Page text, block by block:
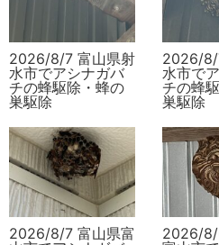
2026/8/7 富山県射
水市でアシナガバ
チの蜂駆除・蜂の
巣駆除
2026/8/
水市で
チの蜂
巣駆除
2026/8/7 富山県富
2026/8/